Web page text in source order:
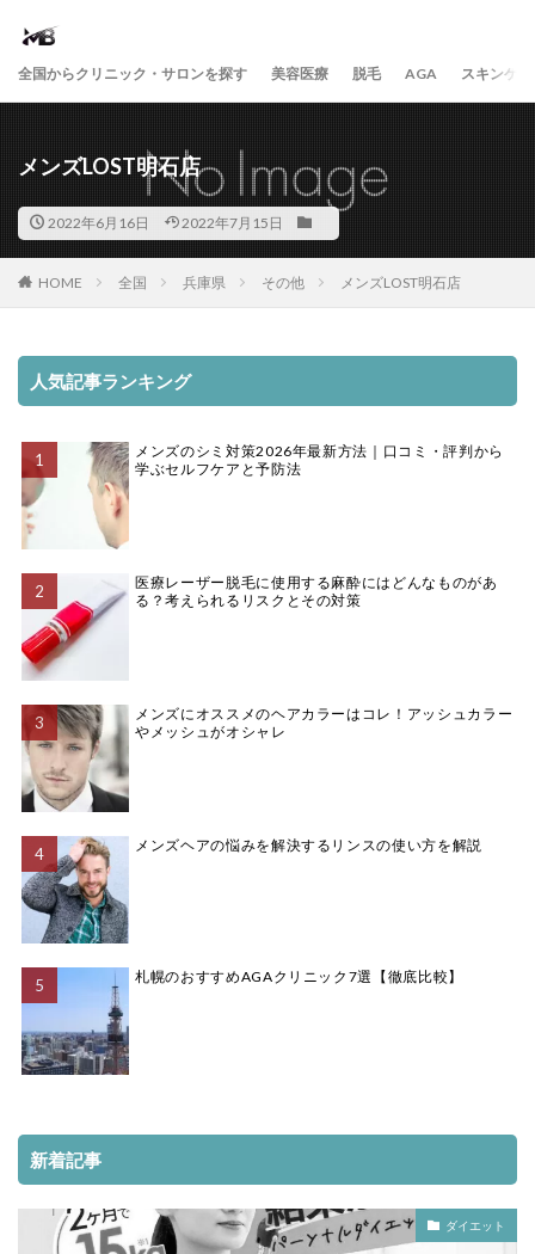
全国からクリニック・サロンを探す 美容医療 脱毛 AGA スキンケア
メンズLOST明石店
2022年6月16日 2022年7月15日
HOME 全国 兵庫県 その他 メンズLOST明石店
人気記事ランキング
メンズのシミ対策2026年最新方法｜口コミ・評判から
学ぶセルフケアと予防法
医療レーザー脱毛に使用する麻酔にはどんなものがあ
る？考えられるリスクとその対策
メンズにオススメのヘアカラーはコレ！アッシュカラー
やメッシュがオシャレ
メンズヘアの悩みを解決するリンスの使い方を解説
札幌のおすすめAGAクリニック7選【徹底比較】
新着記事
ダイエット